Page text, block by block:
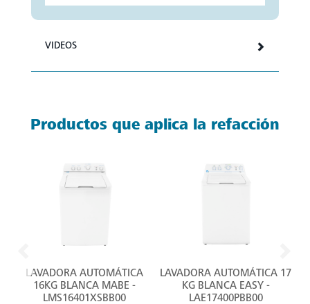
VIDEOS
Productos que aplica la refacción
LAVADORA AUTOMÁTICA
16KG BLANCA MABE -
LMS16401XSBB00
LAVADORA AUTOMÁTICA 17
KG BLANCA EASY -
LAE17400PBB00